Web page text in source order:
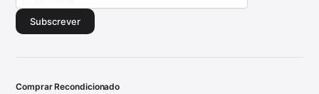
Subscrever
Comprar Recondicionado